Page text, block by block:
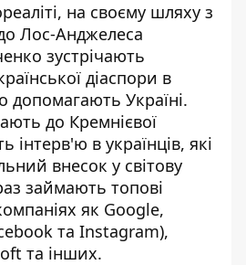
на своєму шляху з
Лос-Анджелеса
зустрічають
діаспори в
допомагають Україні.
до Кремнієвої
інтерв'ю в українців, які
внесок у світову
займають топові
як Google,
та Instagram),
та інших.